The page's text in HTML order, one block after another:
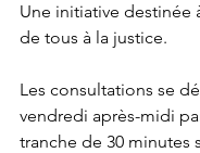
Une initiative destinée
de tous à la justice.
Les consultations se
vendredi après-midi
tranche de 30 minutes